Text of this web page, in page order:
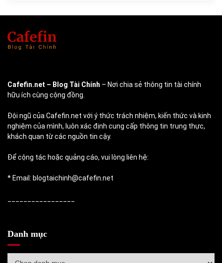
Cafefin.net – Blog Tài Chính – Nơi chia sẻ thông tin tài chính
hữu ích cùng cộng đồng.
Đội ngũ của Cafefin.net với ý thức trách nhiệm, kiến thức và kinh
nghiệm của mình, luôn xác định cung cấp thông tin trung thực,
khách quan từ các nguồn tin cậy.
Để cộng tác hoặc quảng cáo, vui lòng liên hệ:
* Email: blogtaichinh@cafefin.net
Danh mục